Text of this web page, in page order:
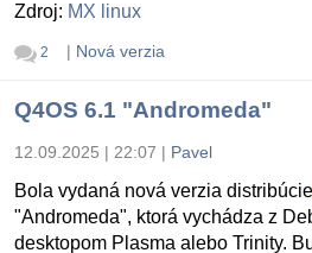
Zdroj: MX linux
2 | Nová verzia
Q4OS 6.1 "Andromeda"
12.09.2025 | 22:07 | Pavel
Bola vydaná nová verzia distribúcie
"Andromeda", ktorá vychádza z
desktopom Plasma alebo Trinity.